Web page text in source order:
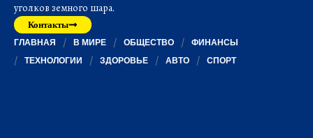
уголков земного шара.
Контакты
ГЛАВНАЯ В МИРЕ ОБЩЕСТВО
ФИНАНСЫ
ТЕХНОЛОГИИ
ЗДОРОВЬЕ АВТО СПОРТ